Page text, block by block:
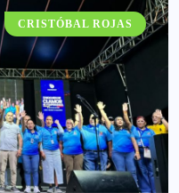
CRISTÓBAL ROJAS